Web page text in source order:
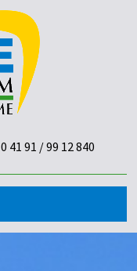
0 41 91 / 99 12 840